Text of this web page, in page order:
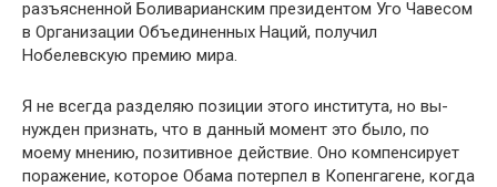
разъяс­ненной Боливарианским президентом Уго Чавесом
в Ор­ганизации Объединенных Наций, получил
Нобелевскую премию мира.
Я не всегда разделяю позиции этого института, но вы­
нужден признать, что в данный момент это было, по
моему мнению, позитивное действие. Оно компенсирует
пораже­ние, которое Обама потерпел в Копенгагене, когда